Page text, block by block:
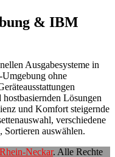
& IBM
Ausgabesysteme in
ohne
Lösungen
und Komfort steigernde
verschiedene
Sortieren auswählen.
Neckar. Alle Rechte